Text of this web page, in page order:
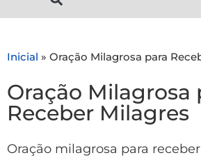
Inicial » Oração Milagrosa para
Oração Milagrosa
Receber Milagres
Oração milagrosa para